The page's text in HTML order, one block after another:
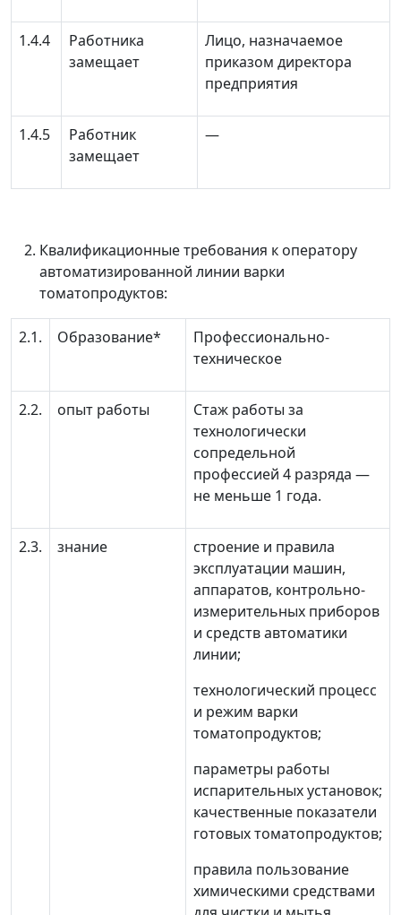
1.4.4
Работника
замещает
Лицо, назначаемое
приказом директора
предприятия
1.4.5
Работник
замещает
—
Квалификационные требования к оператору
автоматизированной линии варки
томатопродуктов:
2.1. Образование*
Профессионально-
техническое
2.2. опыт работы
Стаж работы за
технологически
сопредельной
профессией 4 разряда —
не меньше 1 года.
2.3. знание
строение и правила
эксплуатации машин,
аппаратов, контрольно-
измерительных приборов
и средств автоматики
линии;
технологический процесс
и режим варки
томатопродуктов;
параметры работы
испарительных установок;
качественные показатели
готовых томатопродуктов;
правила пользование
химическими средствами